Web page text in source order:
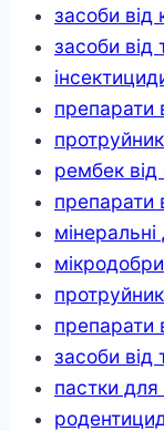
засоби від
засоби від
препарати
рембек від
препарати
препарати
засоби від
пастки для